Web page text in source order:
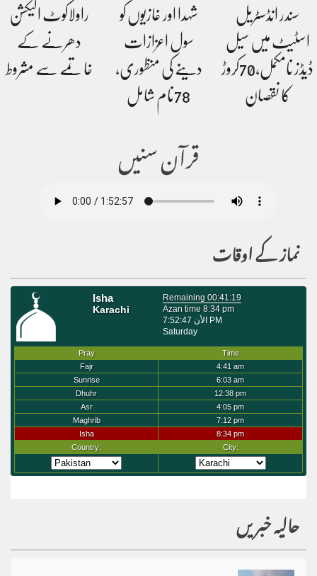
سندر انڈسٹریل
اسٹیٹ میں سیل
ڈیڈز نامکمل،70کروڑ
کا نقصان
شہدا اور غازیوں کو
سول اعزازات
دینے کی منظوری،
78نام شامل
راولاکوٹ الیکشن
دھرنے کے
خاتمے سے مشروط
قرآن سنیں
نماز کے اوقات
حالیہ خبریں